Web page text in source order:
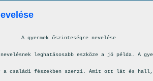
A gyermek őszinteségre nevelése
leghatásosabb eszköze a jó példa. A
családi fészekben szerzi. Amit ott lát és hall,